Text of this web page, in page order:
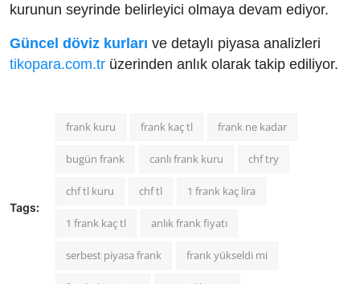
kurunun seyrinde belirleyici olmaya devam ediyor.
Güncel döviz kurları ve detaylı piyasa analizleri
tikopara.com.tr üzerinden anlık olarak takip ediliyor.
Tags:
frank kuru frank kaç tl frank ne kadar
bugün frank canlı frank kuru chf try
chf tl kuru chf tl 1 frank kaç lira
1 frank kaç tl anlık frank fiyatı
serbest piyasa frank frank yükseldi mi